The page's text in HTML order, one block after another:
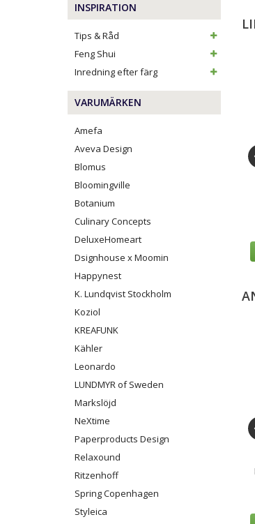
INSPIRATION
Tips & Råd
Feng Shui
Inredning efter färg
VARUMÄRKEN
Amefa
Aveva Design
Blomus
Bloomingville
Botanium
Culinary Concepts
DeluxeHomeart
Dsignhouse x Moomin
Happynest
K. Lundqvist Stockholm
Koziol
KREAFUNK
Kähler
Leonardo
LUNDMYR of Sweden
Markslöjd
NeXtime
Paperproducts Design
Relaxound
Ritzenhoff
Spring Copenhagen
Styleica
Taklampa PARIS Markslöjd 10L
4 299 kr
Markslöjd Plafond MERLOT 13L
3 999 kr